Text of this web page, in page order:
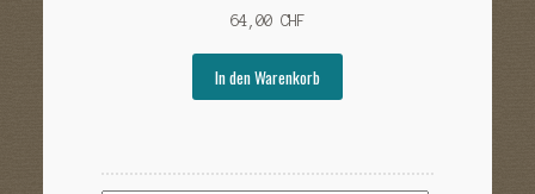
64,00 CHF
In den Warenkorb